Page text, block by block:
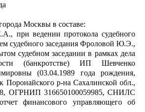
Москвы в составе:
при ведении протокола судебного
судебного заседания Фроловой Ю.Э.,
судебном заседании в рамках дела
(банкротстве) ИП Шевченко
(03.04.1989 года рождения,
Поронайского р-на Сахалинской обл.,
ОГРНИП 316650100059985, СНИЛС
финансового управляющего об